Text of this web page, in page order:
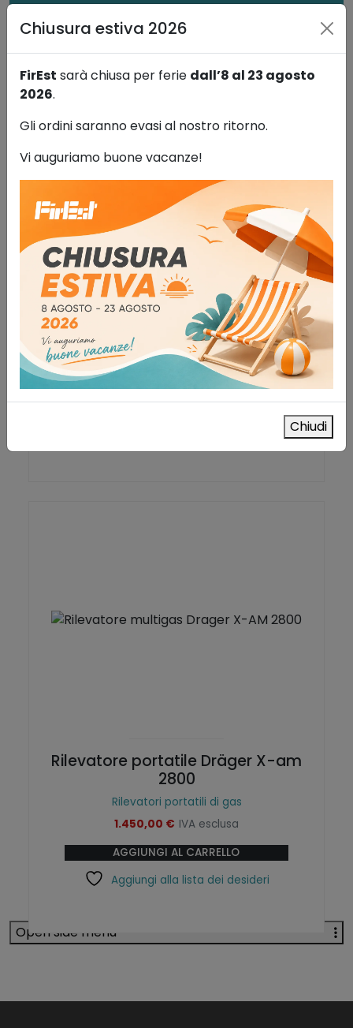
FIREST RACCOMANDA INOLTRE
Rilevatore portatile di ossigeno
Dräger Pac 6000
Rilevatori portatili di gas
299,00
IVA esclusa
AGGIUNGI AL CARRELLO
Rilevatore portatile Dräger X-am
2800
Rilevatori portatili di gas
1.450,00 € IVA esclusa
AGGIUNGI AL CARRELLO
Aggiungi alla lista dei desideri
Open side menu
Chiusura estiva 2026
FirEst sarà chiusa per ferie dall’8 al 23 agosto
2026.
Gli ordini saranno evasi al nostro ritorno.
Vi auguriamo buone vacanze!
Chiudi